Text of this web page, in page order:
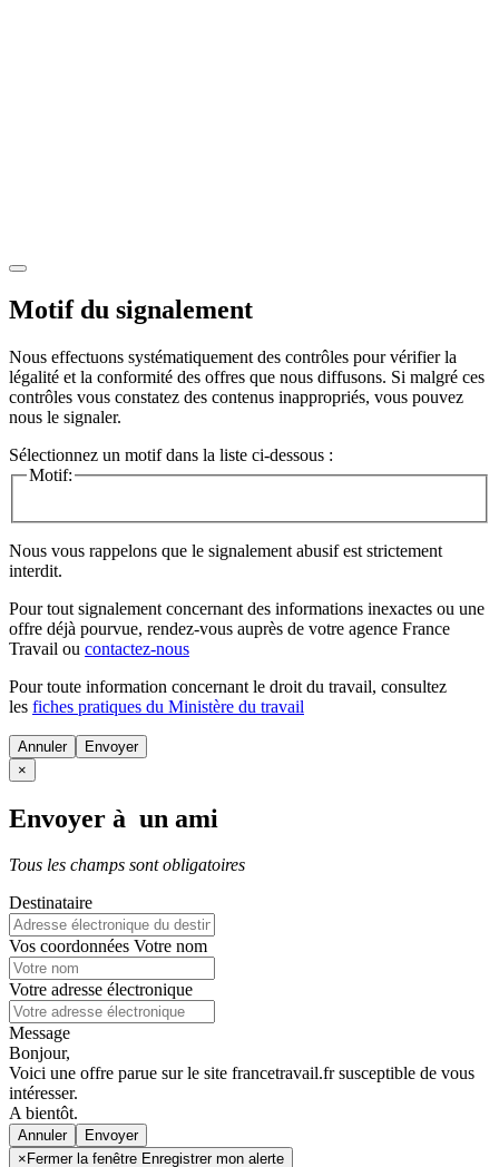
Motif du signalement
Nous effectuons systématiquement des contrôles pour vérifier la
légalité et la conformité des offres que nous diffusons. Si malgré ces
contrôles vous constatez des contenus inappropriés, vous pouvez
nous le signaler.
Sélectionnez un motif dans la liste ci-dessous :
Motif:
Nous vous rappelons que le signalement abusif est strictement
interdit.
Pour tout signalement concernant des informations inexactes ou une
offre déjà pourvue, rendez-vous auprès de votre agence France
Travail ou contactez-nous
Pour toute information concernant le droit du travail, consultez
les fiches pratiques du Ministère du travail
Annuler
×
Envoyer à un ami
Tous les champs sont obligatoires
Destinataire
Vos coordonnées Votre nom
Votre adresse électronique
Message
Bonjour,
Voici une offre parue sur le site francetravail.fr susceptible de vous
intéresser.
A bientôt.
Annuler
× Fermer la fenêtre Enregistrer mon alerte